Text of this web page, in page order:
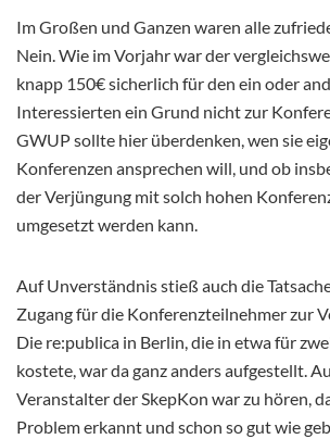
Im Großen und Ganzen waren alle
Nein. Wie im Vorjahr war der
knapp 150€ sicherlich für den ein oder
Interessierten ein Grund nicht zur
GWUP sollte hier überdenken, wen sie
Konferenzen ansprechen will, und ob
der Verjüngung mit solch hohen
umgesetzt werden kann.
Auf Unverständnis stieß auch die
Zugang für die Konferenzteilnehmer zur
Die re:publica in Berlin, die in etwa für
kostete, war da ganz anders aufgestellt.
Veranstalter der SkepKon war zu hören,
Problem erkannt und schon so gut wie